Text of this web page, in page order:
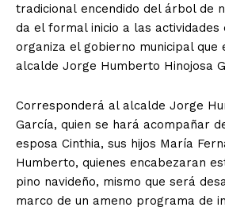
tradicional encendido del árbol de
da el formal inicio a las actividades
organiza el gobierno municipal que
alcalde Jorge Humberto Hinojosa
Corresponderá al alcalde Jorge
García, quien se hará acompañar
esposa Cinthia, sus hijos María
Humberto, quienes encabezaran
pino navideño, mismo que será
marco de un ameno programa de